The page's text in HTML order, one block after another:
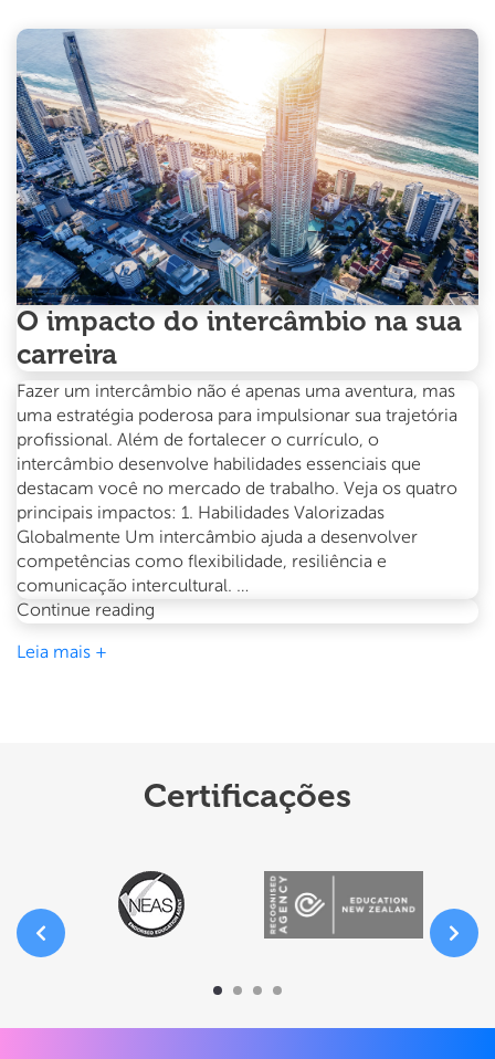
Austrália:
que
dezembro
é
o
melhor
mês
para
começar
O impacto do intercâmbio na sua
carreira
Fazer um intercâmbio não é apenas uma aventura, mas
uma estratégia poderosa para impulsionar sua trajetória
profissional. Além de fortalecer o currículo, o
intercâmbio desenvolve habilidades essenciais que
destacam você no mercado de trabalho. Veja os quatro
principais impactos: 1. Habilidades Valorizadas
Globalmente Um intercâmbio ajuda a desenvolver
competências como flexibilidade, resiliência e
comunicação intercultural. …
Continue reading
Leia mais +
Certificações